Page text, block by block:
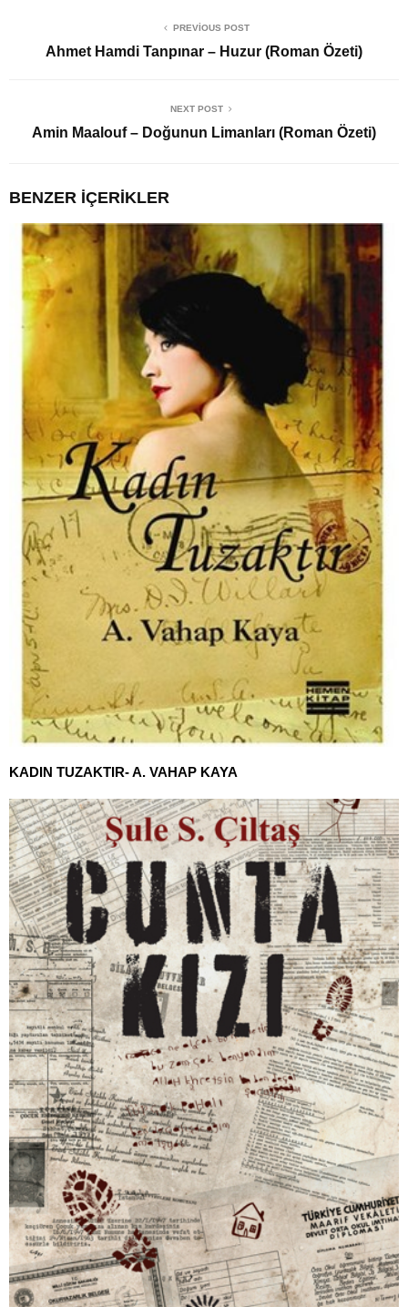
PREVIOUS POST
Ahmet Hamdi Tanpınar – Huzur (Roman Özeti)
NEXT POST
Amin Maalouf – Doğunun Limanları (Roman Özeti)
BENZER İÇERIKLER
KADIN TUZAKTIR- A. VAHAP KAYA